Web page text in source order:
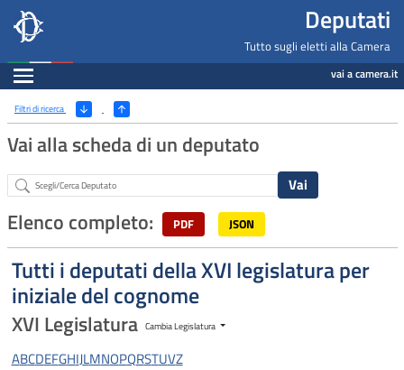
Deputati, Camera dei Deputati -
Salta al contenuto principale
Salta al menu di navigazione Deputati
Tutto sugli eletti alla Camera
Espandi vai a camera.it
Ricerca
Filtri di ricerca (Apri/Chiudi filtri)
Vai alla scheda di un deputato
Abstract
Elenco completo: PDF JSON
Tutti i deputati della XVI legislatura per
iniziale del cognome
XVI Legislatura Cambia Legislatura
ABCDEFGHIJLMNOPQRSTUVZ
Navigazione pagine di servizio
Fine pagina
Salta al contenuto principale
Salta al menu di navigazione
Vai a inizio pagina